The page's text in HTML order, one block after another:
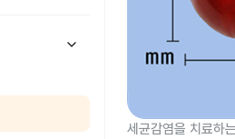
세균감염을 치료하